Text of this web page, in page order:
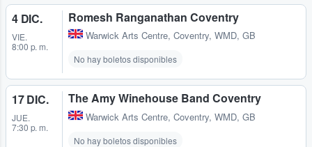
4 DIC.
VIE.
8:00 p. m.
Romesh Ranganathan Coventry
Warwick Arts Centre, Coventry, WMD, GB
No hay boletos disponibles
17 DIC.
JUE.
7:30 p. m.
The Amy Winehouse Band Coventry
Warwick Arts Centre, Coventry, WMD, GB
No hay boletos disponibles